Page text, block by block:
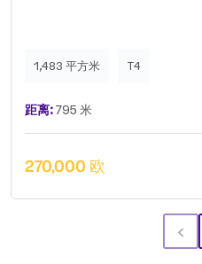
1,483 平方米 T4
距离:795 米
270,000 欧
‹